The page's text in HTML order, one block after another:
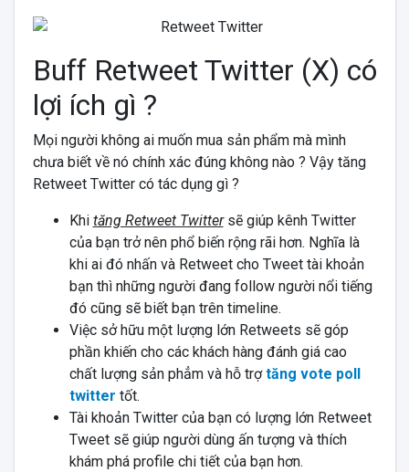
Buff Retweet Twitter (X) có
lợi ích gì ?
Mọi người không ai muốn mua sản phẩm mà mình
chưa biết về nó chính xác đúng không nào ? Vậy tăng
Retweet Twitter có tác dụng gì ?
Khi tăng Retweet Twittersẽ giúp kênh Twitter
của bạn trở nên phổ biến rộng rãi hơn. Nghĩa là
khi ai đó nhấn và Retweet cho Tweet tài khoản
bạn thì những người đang follow người nổi tiếng
đó cũng sẽ biết bạn trên timeline.
Việc sở hữu một lượng lớn Retweets sẽ góp
phần khiến cho các khách hàng đánh giá cao
chất lượng sản phẳm và hỗ trợtăng vote poll
twitter tốt.
Tài khoản Twitter của bạn có lượng lớn Retweet
Tweet sẽ giúp người dùng ấn tượng và thích
khám phá profile chi tiết của bạn hơn.